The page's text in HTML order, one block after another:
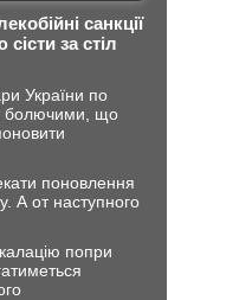
санкції
за стіл
України по
болючими, що
поновлення
А от наступного
попри